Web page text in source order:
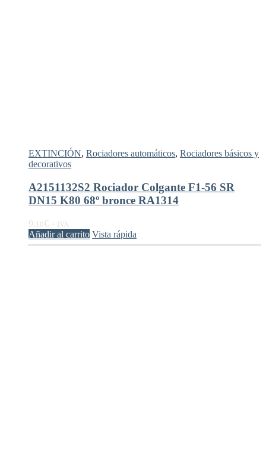
EXTINCIÓN, Rociadores automáticos, Rociadores básicos y
decorativos
A2151132S2 Rociador Colgante F1-56 SR
DN15 K80 68º bronce RA1314
9, 18€ + IVA
Añadir al carrito Vista rápida